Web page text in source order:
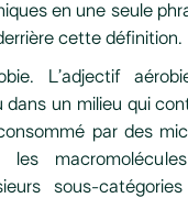
en une seule
cette définition.
L’adjectif
dans un milieu qui
par des
les
sous-